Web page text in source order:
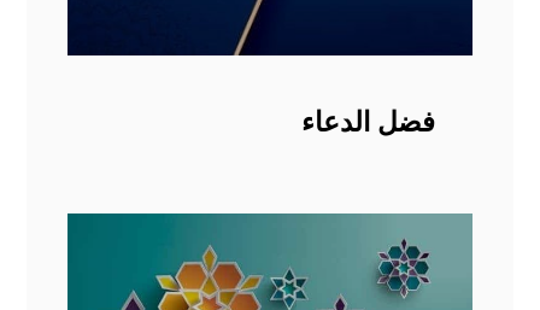
فضل الدعاء